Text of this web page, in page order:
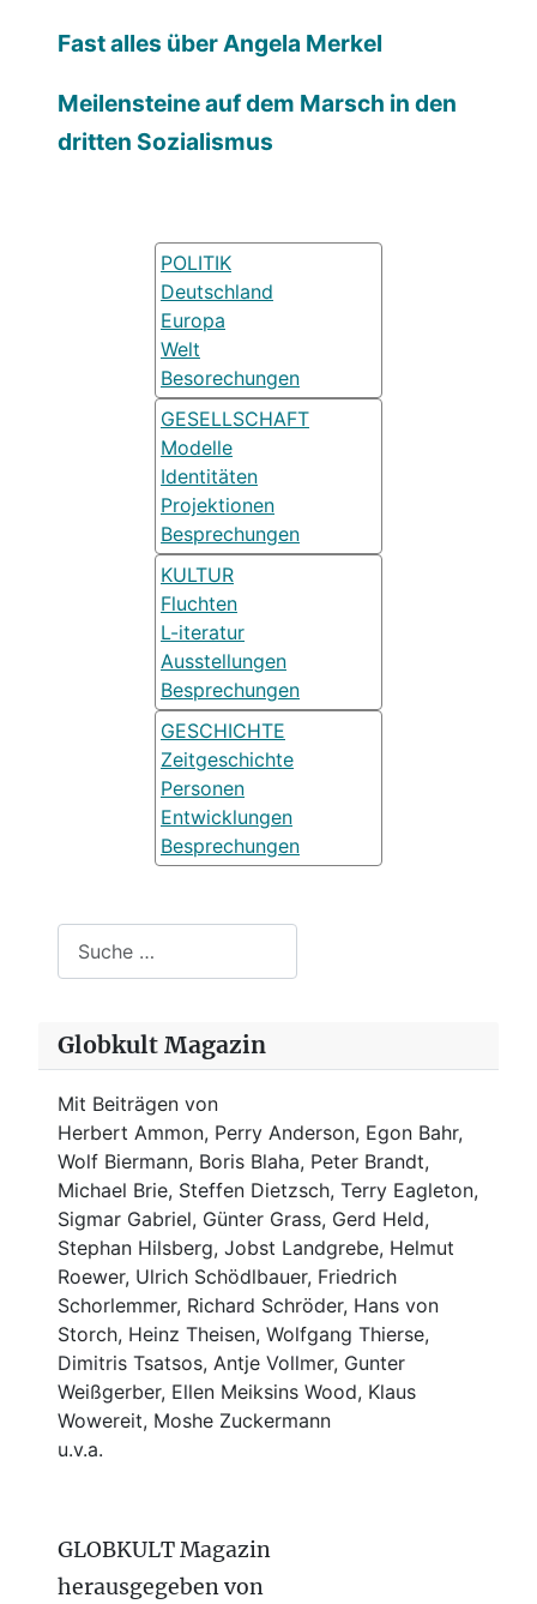
Fast alles über Angela Merkel
Meilensteine auf dem Marsch in den
dritten Sozialismus
POLITIK
Deutschland
Europa
Welt
Besorechungen
GESELLSCHAFT
Modelle
Identitäten
Projektionen
Besprechungen
KULTUR
Fluchten
L-iteratur
Ausstellungen
Besprechungen
GESCHICHTE
Zeitgeschichte
Personen
Entwicklungen
Besprechungen
Globkult Magazin
Mit Beiträgen von
Herbert Ammon, Perry Anderson, Egon Bahr,
Wolf Biermann, Boris Blaha, Peter Brandt,
Michael Brie, Steffen Dietzsch, Terry Eagleton,
Sigmar Gabriel, Günter Grass, Gerd Held,
Stephan Hilsberg, Jobst Landgrebe, Helmut
Roewer, Ulrich Schödlbauer, Friedrich
Schorlemmer, Richard Schröder, Hans von
Storch, Heinz Theisen, Wolfgang Thierse,
Dimitris Tsatsos, Antje Vollmer, Gunter
Weißgerber, Ellen Meiksins Wood, Klaus
Wowereit, Moshe Zuckermann
u.v.a.
GLOBKULT Magazin
herausgegeben von